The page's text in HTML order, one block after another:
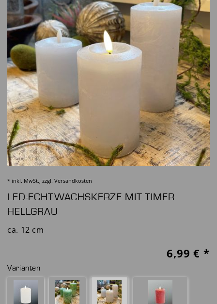
* inkl. MwSt., zzgl. Versandkosten
LED-ECHTWACHSKERZE MIT TIMER
HELLGRAU
ca. 12 cm
6,99 € *
Varianten